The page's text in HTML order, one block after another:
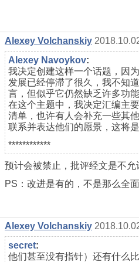
Alexey Volchanskiy
Alexey Navoykov:
我决定创建这样一个话题，因
发展已经停滞了很久，我不知
言，但似乎它仍然缺乏许多功
在这个主题中，我决定汇编主
清单，也许有人会补充一些其
联系并表达他们的愿景，这将是
************
预计会被禁止，批评经文是不允
PS：改进是有的，不是那么全
Alexey Volchanskiy
secret:
他们甚至没有指针）还有什么